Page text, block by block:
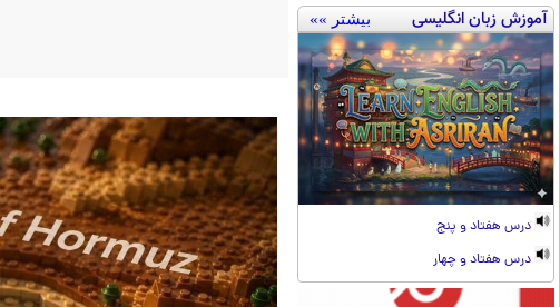
آموزش زبان انگلیسی بیشتر »»
درس هفتاد و پنج
درس هفتاد و چهار